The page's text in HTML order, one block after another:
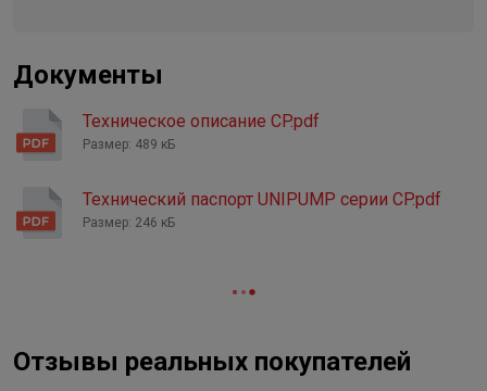
Класс защиты
Документы
Техническое описание CP.pdf
Размер: 489 кБ
Технический паспорт UNIPUMP серии CP.pdf
Размер: 246 кБ
Отзывы реальных покупателей